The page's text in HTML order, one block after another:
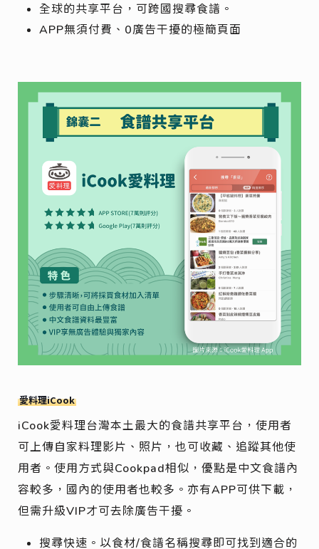
全球的共享平台，可跨國搜尋食譜。
APP無須付費、0廣告干擾的極簡頁面
愛料理iCook
iCook愛料理台灣本土最大的食譜共享平台，使用者
可上傳自家料理影片、照片，也可收藏、追蹤其他使
用者。使用方式與Cookpad相似，優點是中文食譜內
容較多，國內的使用者也較多。亦有APP可供下載，
但需升級VIP才可去除廣告干擾。
搜尋快速。以食材/食譜名稱搜尋即可找到適合的